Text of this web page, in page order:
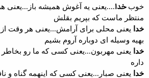
خوبخدا....یعنی یه آغوش همیشه باز...یعنی
منتظر ماست که بپریم بقلش
خدا
یعنی محلی برای آرامش...یعنی هر وقت
بهیه وسیله ای دوباره آروم بشیم
خدا
یعنی مهربون...یعنی کسی که ما رو
داره
خدا
یعنی صبار...یعنی کسی که اینهمه گناه و